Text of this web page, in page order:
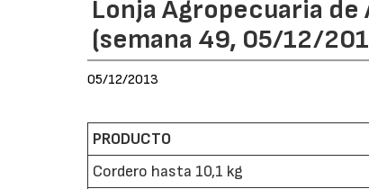
Lonja Agropecuaria
(semana 49, 05/12/
05/12/2013
PRODUCTO
Cordero hasta 10,1 kg